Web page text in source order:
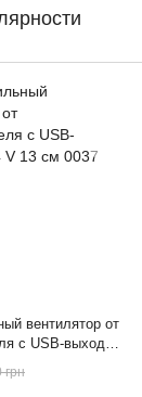
вентилятор от
с USB-выходом
грн